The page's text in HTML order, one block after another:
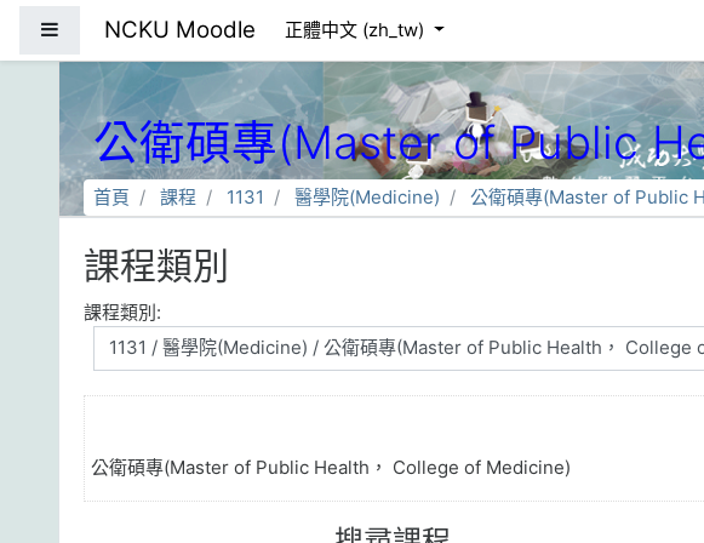
NCKU Moodle 正體中文 ‎(zh_tw)‎
公衛碩專(Master of Public
首頁 課程 1131 醫學院(Medicine) 公衛碩專(Master of Public
課程類別
課程類別:
公衛碩專(Master of Public Health， College of Medicine)